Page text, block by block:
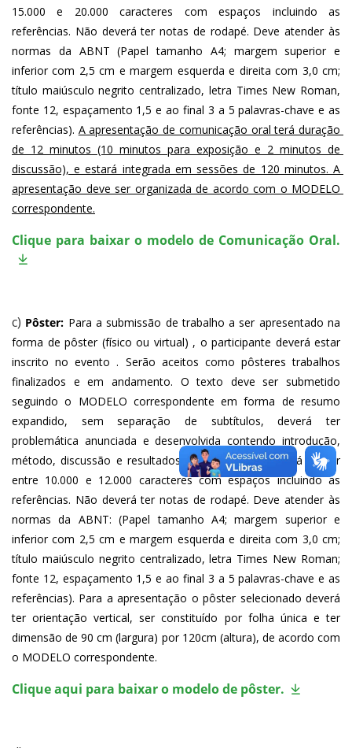
15.000 e 20.000 caracteres com espaços incluindo as
referências. Não deverá ter notas de rodapé. Deve atender às
normas da ABNT (Papel tamanho A4; margem superior e
inferior com 2,5 cm e margem esquerda e direita com 3,0 cm;
título maiúsculo negrito centralizado, letra Times New Roman,
fonte 12, espaçamento 1,5 e ao final 3 a 5 palavras-chave e as
referências). A apresentação de comunicação oral terá duração
de 12 minutos (10 minutos para exposição e 2 minutos de
discussão), e estará integrada em sessões de 120 minutos. A
apresentação deve ser organizada de acordo com o MODELO
correspondente.
Clique para baixar o modelo de Comunicação Oral.
c) Pôster: Para a submissão de trabalho a ser apresentado na
forma de pôster (físico ou virtual) , o participante deverá estar
inscrito no evento . Serão aceitos como pôsteres trabalhos
finalizados e em andamento. O texto deve ser submetido
seguindo o MODELO correspondente em forma de resumo
expandido, sem separação de subtítulos, deverá ter
problemática anunciada e desenvolvida contendo introdução,
método, discussão e resultados, e conclusões. Deverá conter
entre 10.000 e 12.000 caracteres com espaços incluindo as
referências. Não deverá ter notas de rodapé. Deve atender às
normas da ABNT: (Papel tamanho A4; margem superior e
inferior com 2,5 cm e margem esquerda e direita com 3,0 cm;
título maiúsculo negrito centralizado, letra Times New Roman;
fonte 12, espaçamento 1,5 e ao final 3 a 5 palavras-chave e as
referências). Para a apresentação o pôster selecionado deverá
ter orientação vertical, ser constituído por folha única e ter
dimensão de 90 cm (largura) por 120cm (altura), de acordo com
o MODELO correspondente.
Clique aqui para baixar o modelo de pôster.